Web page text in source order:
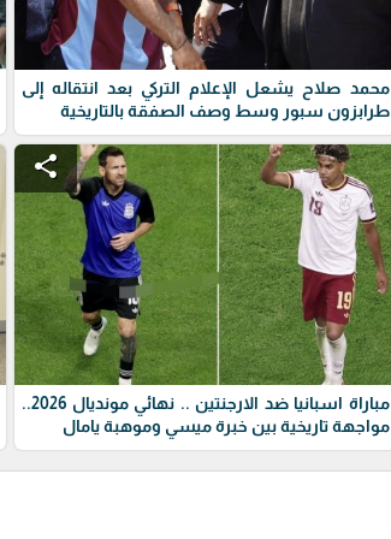
محمد صلاح يشعل الإعلام التركي بعد انتقاله إلى
طرابزون سبور وسط وصف الصفقة بالتاريخية
share
مباراة اسبانيا ضد الارجنتين .. نهائي مونديال 2026..
مواجهة تاريخية بين خبرة ميسي وموهبة يامال